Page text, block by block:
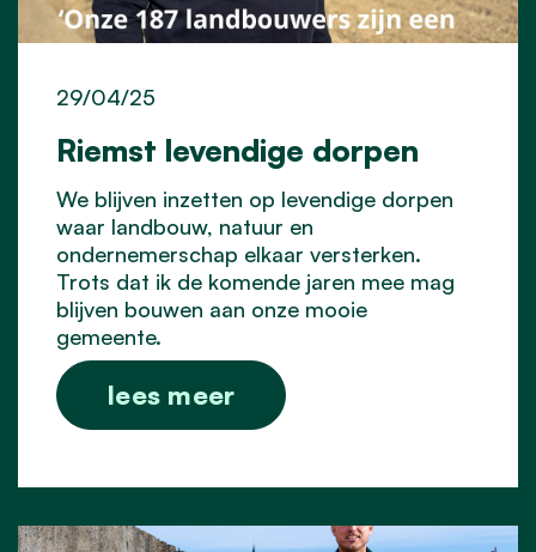
Riemst levendige dorpen
29/04/25
We blijven inzetten op levendige dorpen
waar landbouw, natuur en
ondernemerschap elkaar versterken.
Trots dat ik de komende jaren mee mag
blijven bouwen aan onze mooie
gemeente.
lees meer